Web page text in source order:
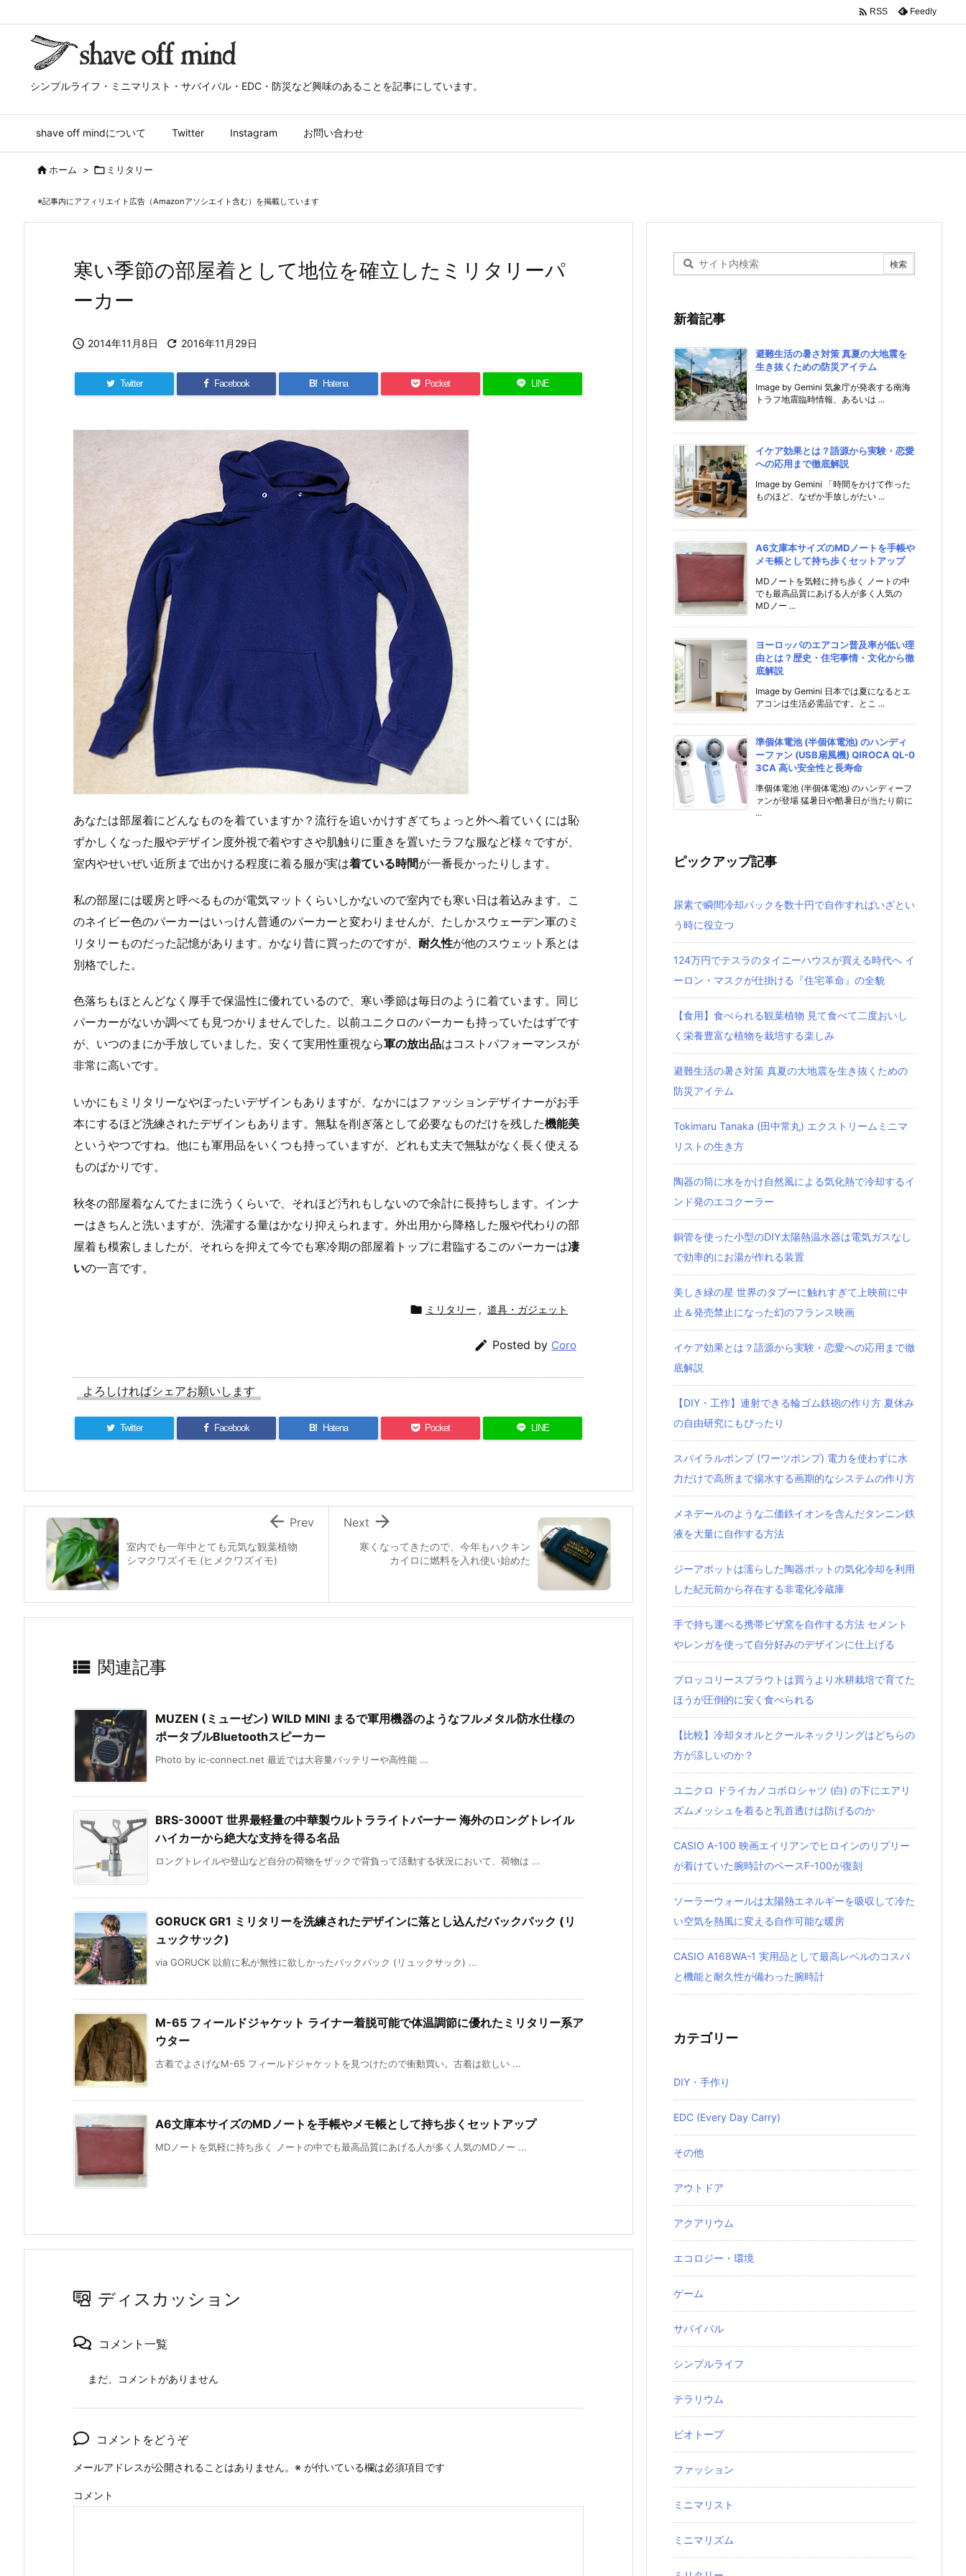
シンプルライフ・ミニマリスト・サバイバル・EDC・防災など興味のあることを記事にしています。
shave off mindについて Twitter Instagram お問い合わせ
 RSS Feedly
ホーム >  ミリタリー
※記事内にアフィリエイト広告（Amazonアソシエイト含む）を掲載しています
寒い季節の部屋着として地位を確立したミリタリーパ
ーカー
 2014年11月8日  2016年11月29日
Twitter Facebook B! Hatena Pocket LINE
あなたは部屋着にどんなものを着ていますか？流行を追いかけすぎてちょっと外へ着ていくには恥
ずかしくなった服やデザイン度外視で着やすさや肌触りに重きを置いたラフな服など様々ですが、
室内やせいぜい近所まで出かける程度に着る服が実は着ている時間が一番長かったりします。
私の部屋には暖房と呼べるものが電気マットくらいしかないので室内でも寒い日は着込みます。こ
のネイビー色のパーカーはいっけん普通のパーカーと変わりませんが、たしかスウェーデン軍のミ
リタリーものだった記憶があります。かなり昔に買ったのですが、 耐久性が他のスウェット系とは
別格でした。
色落ちもほとんどなく厚手で保温性に優れているので、寒い季節は毎日のように着ています。同じ
パーカーがないか調べても見つかりませんでした。以前ユニクロのパーカーも持っていたはずです
が、いつのまにか手放していました。安くて実用性重視なら軍の放出品はコストパフォーマンスが
非常に高いです。
いかにもミリタリーなやぼったいデザインもありますが、なかにはファッションデザイナーがお手
本にするほど洗練されたデザインもあります。無駄を削ぎ落として必要なものだけを残した機能美
というやつですね。他にも軍用品をいくつも持っていますが、どれも丈夫で無駄がなく長く使える
ものばかりです。
秋冬の部屋着なんてたまに洗うくらいで、それほど汚れもしないので余計に長持ちします。インナ
ーはきちんと洗いますが、洗濯する量はかなり抑えられます。外出用から降格した服や代わりの部
屋着も模索しましたが、それらを抑えて今でも寒冷期の部屋着トップに君臨するこのパーカーは凄
いの一言です。
 ミリタリー , 道具・ガジェット
 Posted by Coro
よろしければシェアお願いします
Twitter Facebook B! Hatena Pocket LINE
寒くなってきたので、今年もハクキン
カイロに燃料を入れ使い始めた

Next
室内でも一年中とても元気な観葉植物
シマクワズイモ (ヒメクワズイモ)
 Prev
 関連記事
MUZEN (ミューゼン) WILD MINI まるで軍用機器のようなフルメタル防水仕様の
ポータブルBluetoothスピーカー
Photo by ic-connect.net 最近では大容量バッテリーや高性能 ...
BRS-3000T 世界最軽量の中華製ウルトラライトバーナー 海外のロングトレイル
ハイカーから絶大な支持を得る名品
ロングトレイルや登山など自分の荷物をザックで背負って活動する状況において、荷物は ...
GORUCK GR1 ミリタリーを洗練されたデザインに落とし込んだバックパック (リ
ュックサック)
via GORUCK 以前に私が無性に欲しかったバックパック (リュックサック) ...
M-65 フィールドジャケット ライナー着脱可能で体温調節に優れたミリタリー系ア
ウター
古着でよさげなM-65 フィールドジャケットを見つけたので衝動買い。古着は欲しい ...
A6文庫本サイズのMDノートを手帳やメモ帳として持ち歩くセットアップ
MDノートを気軽に持ち歩く ノートの中でも最高品質にあげる人が多く人気のMDノー ...
ディスカッション
コメント一覧
まだ、コメントがありません
コメントをどうぞ
メールアドレスが公開されることはありません。 ※ が付いている欄は必須項目です
コメント
新着記事
避難生活の暑さ対策 真夏の大地震を
生き抜くための防災アイテム
Image by Gemini 気象庁が発表する南海
トラフ地震臨時情報、あるいは ...
イケア効果とは？語源から実験・恋愛
への応用まで徹底解説
Image by Gemini 「時間をかけて作った
ものほど、なぜか手放しがたい ...
A6文庫本サイズのMDノートを手帳や
メモ帳として持ち歩くセットアップ
MDノートを気軽に持ち歩く ノートの中
でも最高品質にあげる人が多く人気の
MDノー ...
ヨーロッパのエアコン普及率が低い理
由とは？歴史・住宅事情・文化から徹
底解説
Image by Gemini 日本では夏になるとエ
アコンは生活必需品です。とこ ...
準個体電池 (半個体電池) のハンディ
ーファン (USB扇風機) QIROCA QL-0
3CA 高い安全性と長寿命
準個体電池 (半個体電池) のハンディーフ
ァンが登場 猛暑日や酷暑日が当たり前に
...
ピックアップ記事
尿素で瞬間冷却パックを数十円で自作すればいざとい
う時に役立つ
124万円でテスラのタイニーハウスが買える時代へ イ
ーロン・マスクが仕掛ける『住宅革命』の全貌
【食用】食べられる観葉植物 見て食べて二度おいし
く栄養豊富な植物を栽培する楽しみ
避難生活の暑さ対策 真夏の大地震を生き抜くための
防災アイテム
Tokimaru Tanaka (田中常丸) エクストリームミニマ
リストの生き方
陶器の筒に水をかけ自然風による気化熱で冷却するイ
ンド発のエコクーラー
銅管を使った小型のDIY太陽熱温水器は電気ガスなし
で効率的にお湯が作れる装置
美しき緑の星 世界のタブーに触れすぎて上映前に中
止＆発売禁止になった幻のフランス映画
イケア効果とは？語源から実験・恋愛への応用まで徹
底解説
【DIY・工作】連射できる輪ゴム鉄砲の作り方 夏休み
の自由研究にもぴったり
スパイラルポンプ (ワーツポンプ) 電力を使わずに水
力だけで高所まで揚水する画期的なシステムの作り方
メネデールのような二価鉄イオンを含んだタンニン鉄
液を大量に自作する方法
ジーアポットは濡らした陶器ポットの気化冷却を利用
した紀元前から存在する非電化冷蔵庫
手で持ち運べる携帯ピザ窯を自作する方法 セメント
やレンガを使って自分好みのデザインに仕上げる
ブロッコリースプラウトは買うより水耕栽培で育てた
ほうが圧倒的に安く食べられる
【比較】冷却タオルとクールネックリングはどちらの
方が涼しいのか？
ユニクロ ドライカノコポロシャツ‎ (白) の下にエアリ
ズムメッシュを着ると乳首透けは防げるのか
CASIO A-100 映画エイリアンでヒロインのリプリー
が着けていた腕時計のベースF-100が復刻
ソーラーウォールは太陽熱エネルギーを吸収して冷た
い空気を熱風に変える自作可能な暖房
CASIO A168WA-1 実用品として最高レベルのコスパ
と機能と耐久性が備わった腕時計
カテゴリー
DIY・手作り
EDC (Every Day Carry)
その他
アウトドア
アクアリウム
エコロジー・環境
ゲーム
サバイバル
シンプルライフ
テラリウム
ビオトープ
ファッション
ミニマリスト
ミニマリズム